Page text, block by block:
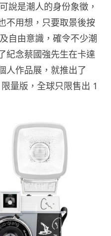
說是潮人的身份象徵，
不用想，只要取景後按
自由意識，確令不少潮
紀念蔡國強先生在卡達
人作品展，就推出了
量版，全球只限售出 1